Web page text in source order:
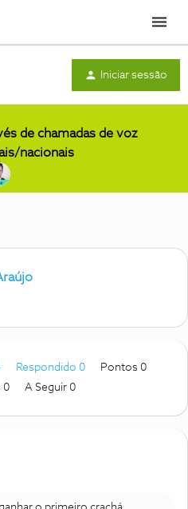
Menu
Iniciar sessão
de chamadas de voz
nacionais
Respondido 0
Pontos 0
0 A Seguir 0